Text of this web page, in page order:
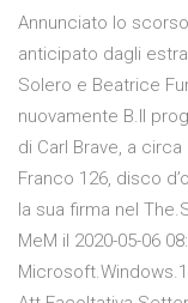
Annunciato lo
anticipato dagli
Solero e Beatrice
nuovamente B.Il
di Carl Brave, a
Franco 126, disco
la sua firma nel
MeM il 2020-05-06